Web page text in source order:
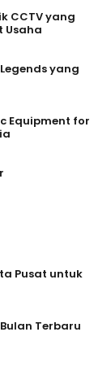
CCTV yang
Usaha
yang
Equipment for
Pusat untuk
Terbaru